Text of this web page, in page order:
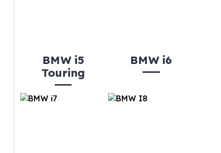
BMW i5
Touring
BMW i6